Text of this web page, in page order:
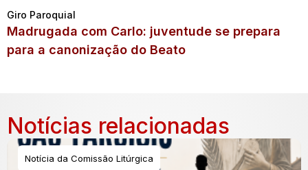
Giro Paroquial
Madrugada com Carlo: juventude se prepara
para a canonização do Beato
Notícias relacionadas
Notícia da Comissão Litúrgica